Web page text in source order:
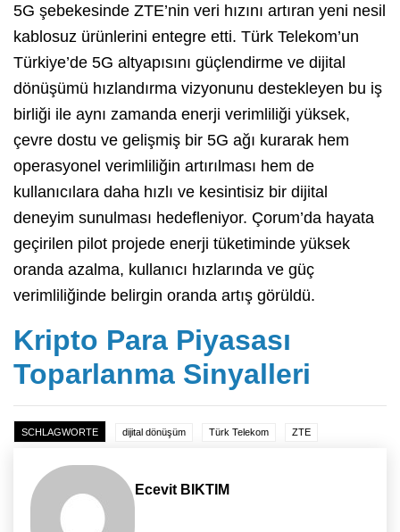
5G şebekesinde ZTE’nin veri hızını artıran yeni nesil
kablosuz ürünlerini entegre etti. Türk Telekom’un
Türkiye’de 5G altyapısını güçlendirme ve dijital
dönüşümü hızlandırma vizyonunu destekleyen bu iş
birliği ile aynı zamanda enerji verimliliği yüksek,
çevre dostu ve gelişmiş bir 5G ağı kurarak hem
operasyonel verimliliğin artırılması hem de
kullanıcılara daha hızlı ve kesintisiz bir dijital
deneyim sunulması hedefleniyor. Çorum’da hayata
geçirilen pilot projede enerji tüketiminde yüksek
oranda azalma, kullanıcı hızlarında ve güç
verimliliğinde belirgin oranda artış görüldü.
Kripto Para Piyasası
Toparlanma Sinyalleri
SCHLAGWORTE dijital dönüşüm Türk Telekom ZTE
Ecevit BIKTIM